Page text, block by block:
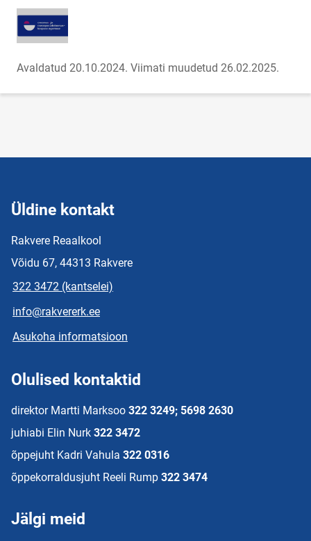
Avaldatud 20.10.2024. Viimati muudetud 26.02.2025.
Üldine kontakt
Rakvere Reaalkool
Võidu 67, 44313 Rakvere
322 3472 (kantselei)
info@rakvererk.ee
Asukoha informatsioon
Olulised kontaktid
direktor Martti Marksoo 322 3249; 5698 2630
juhiabi Elin Nurk 322 3472
õppejuht Kadri Vahula 322 0316
õppekorraldusjuht Reeli Rump 322 3474
Jälgi meid